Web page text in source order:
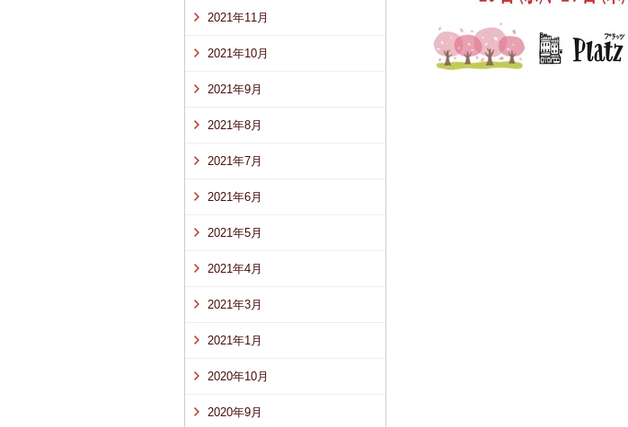
2021年11月
2021年10月
2021年9月
2021年8月
2021年7月
2021年6月
2021年5月
2021年4月
2021年3月
2021年1月
2020年10月
2020年9月